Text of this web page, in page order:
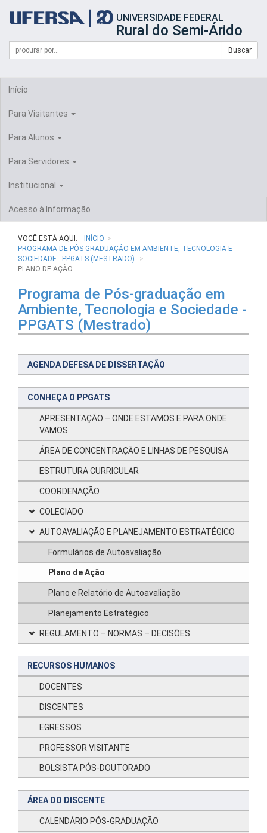
portal
UFERSA
UNIVERSIDADE FEDERAL
Rural do Semi-Árido
Formulário
Busca
Campo
de
Buscar
Início
Para Visitantes
Para Alunos
Para Servidores
Institucional
Acesso à Informação
VOCÊ ESTÁ AQUI:
INÍCIO
PROGRAMA DE PÓS-GRADUAÇÃO EM AMBIENTE, TECNOLOGIA E
SOCIEDADE - PPGATS (MESTRADO)
PLANO DE AÇÃO
Programa de Pós-graduação em
Ambiente, Tecnologia e Sociedade -
PPGATS (Mestrado)
AGENDA DEFESA DE DISSERTAÇÃO
CONHEÇA O PPGATS
APRESENTAÇÃO – ONDE ESTAMOS E PARA ONDE
VAMOS
ÁREA DE CONCENTRAÇÃO E LINHAS DE PESQUISA
ESTRUTURA CURRICULAR
COORDENAÇÃO
COLEGIADO
AUTOAVALIAÇÃO E PLANEJAMENTO ESTRATÉGICO
Formulários de Autoavaliação
Plano de Ação
Plano e Relatório de Autoavaliação
Planejamento Estratégico
REGULAMENTO – NORMAS – DECISÕES
RECURSOS HUMANOS
DOCENTES
DISCENTES
EGRESSOS
PROFESSOR VISITANTE
BOLSISTA PÓS-DOUTORADO
ÁREA DO DISCENTE
CALENDÁRIO PÓS-GRADUAÇÃO